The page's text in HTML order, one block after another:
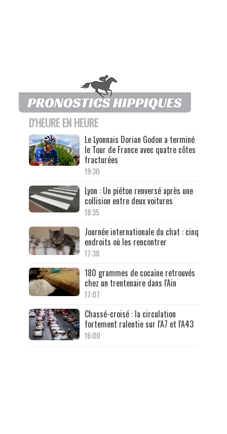
D'HEURE EN HEURE
Le Lyonnais Dorian Godon a terminé
le Tour de France avec quatre côtes
fracturées
19:30
Lyon : Un piéton renversé après une
collision entre deux voitures
18:35
Journée internationale du chat : cinq
endroits où les rencontrer
17:38
180 grammes de cocaïne retrouvés
chez un trentenaire dans l'Ain
17:07
Chassé-croisé : la circulation
fortement ralentie sur l'A7 et l'A43
16:00